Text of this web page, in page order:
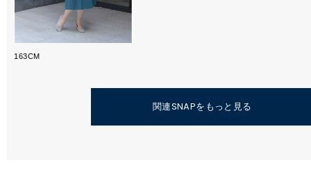
163CM
関連SNAPをもっと見る